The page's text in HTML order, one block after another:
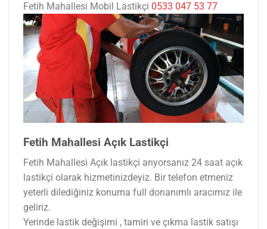
Fetih Mahallesi Mobil Lastikçi 0533 047 53 77
Fetih Mahallesi Açık Lastikçi
Fetih Mahallesi Açık lastikçi arıyorsanız 24 saat açık
lastikçi olarak hizmetinizdeyiz. Bir telefon etmeniz
yeterli dilediğiniz konuma full donanımlı aracımız ile
geliriz.
Yerinde lastik değişimi , tamiri ve çıkma lastik satışı